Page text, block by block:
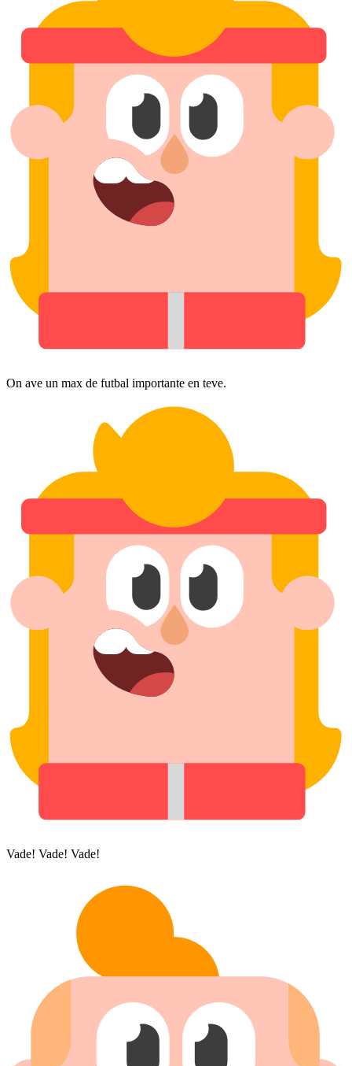
On ave un max de futbal importante en teve.
Vade! Vade! Vade!